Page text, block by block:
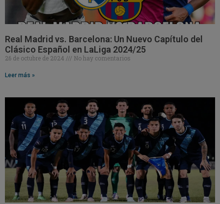
Real Madrid vs. Barcelona: Un Nuevo Capítulo del
Clásico Español en LaLiga 2024/25
26 de octubre de 2024 No hay comentarios
Leer más »